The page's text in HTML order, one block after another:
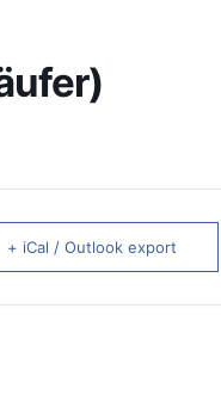
+ iCal / Outlook export